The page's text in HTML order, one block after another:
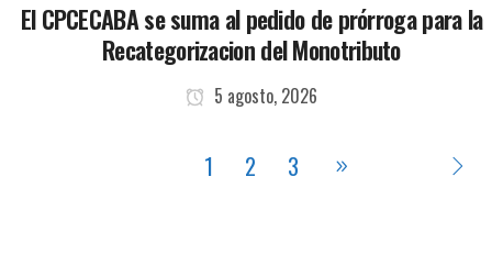
El CPCECABA se suma al pedido de prórroga para la
Recategorizacion del Monotributo
5 agosto, 2026
1 2 3